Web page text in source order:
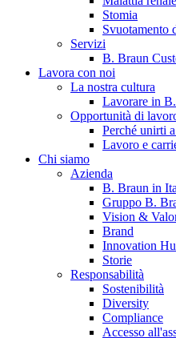
Catalogo prodotti
Trova il prodotto che stai
Contatti
Hai domande o richieste?
Stomia
Svuotamento
Servizi
B. Braun
Lavora con noi
La nostra cultura
Lavorare in
Opportunità di
Perché unirti
Lavoro e
Chi siamo
Azienda
B. Braun in
Gruppo B.
Vision &
Brand
Innovation
Storie
Responsabilità
Sostenibilità
Diversity
Compliance
Accesso